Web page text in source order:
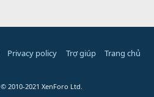
Privacy policy Trợ giúp Trang chủ
© 2010-2021 XenForo Ltd.